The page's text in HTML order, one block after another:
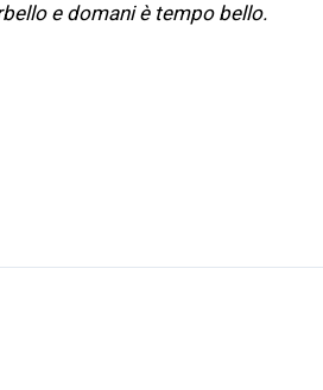
e domani è tempo bello.